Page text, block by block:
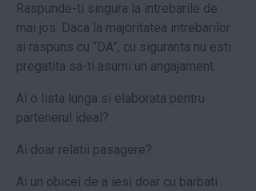
Raspunde-ti singura la intrebarile de
mai jos. Daca la majoritatea intrebarilor
ai raspuns cu “DA”, cu siguranta nu esti
pregatita sa-ti asumi un angajament.
Ai o lista lunga si elaborata pentru
partenerul ideal?
Ai doar relatii pasagere?
Ai un obicei de a iesi doar cu barbati